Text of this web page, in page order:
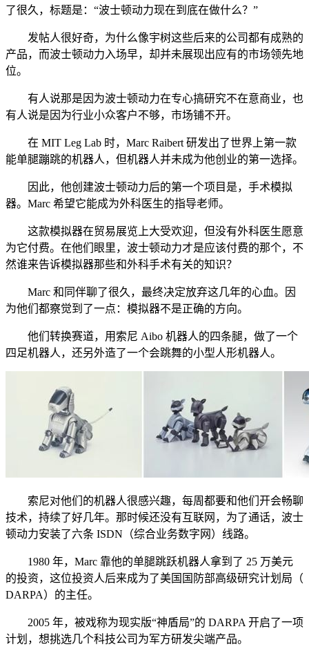
了很久，标题是：“波士顿动力现在到底在做什么？”
发帖人很好奇，为什么像宇树这些后来的公司都有成熟的
产品，而波士顿动力入场早，却并未展现出应有的市场领先地
位。
有人说那是因为波士顿动力在专心搞研究不在意商业，也
有人说是因为行业小众客户不够，市场铺不开。
在 MIT Leg Lab 时，Marc Raibert 研发出了世界上第一款
能单腿蹦跳的机器人，但机器人并未成为他创业的第一选择。
因此，他创建波士顿动力后的第一个项目是，手术模拟
器。Marc 希望它能成为外科医生的指导老师。
这款模拟器在贸易展览上大受欢迎，但没有外科医生愿意
为它付费。在他们眼里，波士顿动力才是应该付费的那个，不
然谁来告诉模拟器那些和外科手术有关的知识？
Marc 和同伴聊了很久，最终决定放弃这几年的心血。因
为他们都察觉到了一点：模拟器不是正确的方向。
他们转换赛道，用索尼 Aibo 机器人的四条腿，做了一个
四足机器人，还另外造了一个会跳舞的小型人形机器人。
索尼对他们的机器人很感兴趣，每周都要和他们开会畅聊
技术，持续了好几年。那时候还没有互联网，为了通话，波士
顿动力安装了六条 ISDN（综合业务数字网）线路。
1980 年，Marc 靠他的单腿跳跃机器人拿到了 25 万美元
的投资，这位投资人后来成为了美国国防部高级研究计划局（
DARPA）的主任。
2005 年，被戏称为现实版“神盾局”的 DARPA 开启了一项
计划，想挑选几个科技公司为军方研发尖端产品。